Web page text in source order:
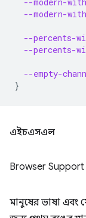
--modern-
--percents-
--percents-
--empty-
}
এইচএসএল
Browser Support
মানুষের ভাষা এবং